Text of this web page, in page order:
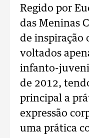
Regido por
das Meninas
de inspiração
voltados
infanto-
de 2012,
principal a
expressão
uma prática